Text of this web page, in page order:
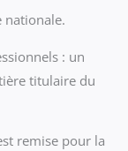
nationale.
: un
titulaire du
remise pour la